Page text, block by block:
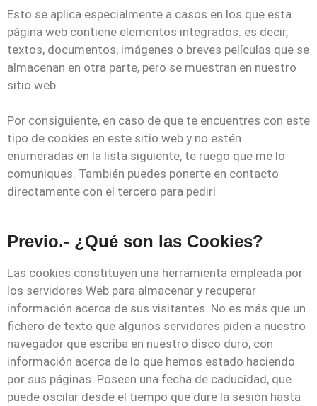
Esto se aplica especialmente a casos en los que esta
página web contiene elementos integrados: es decir,
textos, documentos, imágenes o breves películas que se
almacenan en otra parte, pero se muestran en nuestro
sitio web.
Por consiguiente, en caso de que te encuentres con este
tipo de cookies en este sitio web y no estén
enumeradas en la lista siguiente, te ruego que me lo
comuniques. También puedes ponerte en contacto
directamente con el tercero para pedirl
Previo.- ¿Qué son las Cookies?
Las cookies constituyen una herramienta empleada por
los servidores Web para almacenar y recuperar
información acerca de sus visitantes. No es más que un
fichero de texto que algunos servidores piden a nuestro
navegador que escriba en nuestro disco duro, con
información acerca de lo que hemos estado haciendo
por sus páginas. Poseen una fecha de caducidad, que
puede oscilar desde el tiempo que dure la sesión hasta